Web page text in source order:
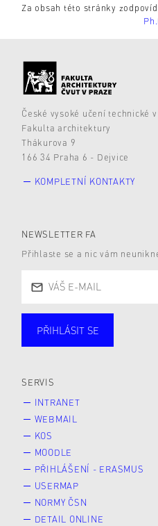
Za obsah této stránky
České vysoké učení technické
Fakulta architektury
Thákurova 9
166 34 Praha 6 - Dejvice
KOMPLETNÍ KONTAKTY
NEWSLETTER FA
Přihlaste se a nic vám
PŘIHLÁSIT SE
SERVIS
INTRANET
WEBMAIL
KOS
MOODLE
PŘIHLÁŠENÍ - ERASMUS
USERMAP
NORMY ČSN
DETAIL ONLINE